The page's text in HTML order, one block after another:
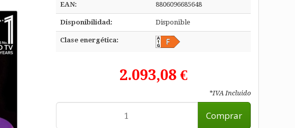
EAN: 8806096685648
Disponibilidad: Disponible
Clase energética:
2.093,08 €
*IVA Incluido
Comprar